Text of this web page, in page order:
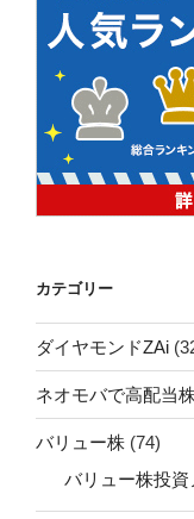
カテゴリー
ダイヤモンドZAi
ネオモバで高配当
バリュー株 (74)
バリュー株投資